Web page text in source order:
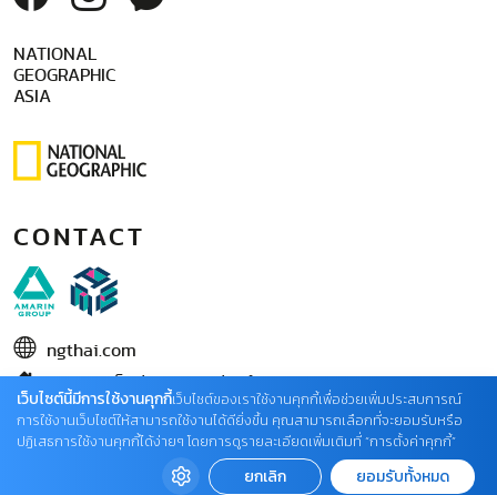
NATIONAL
GEOGRAPHIC
ASIA
CONTACT
ngthai.com
ในเครือ บริษัท อมรินทร์ คอร์เปอเรชั่นส์ จำกัด (มหาชน)
02 422 9999 ต่อ 4220
ติดต่อแจ้งปัญหาหรือร้องเรียน
เว็บไซต์นี้มีการใช้งานคุกกี้เว็บไซต์ของเราใช้งานคุกกี้เพื่อช่วยเพิ่มประสบการณ์
การใช้งานเว็บไซต์ให้สามารถใช้งานได้ดียิ่งขึ้น คุณสามารถเลือกที่จะยอมรับหรือ
ปฏิเสธการใช้งานคุกกี้ได้ง่ายๆ โดยการดูรายละเอียดเพิ่มเติมที่ “การตั้งค่าคุกกี้”
ยกเลิก ยอมรับทั้งหมด